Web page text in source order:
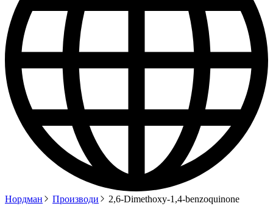
Нордман Производи 2,6-Dimethoxy-1,4-benzoquinone